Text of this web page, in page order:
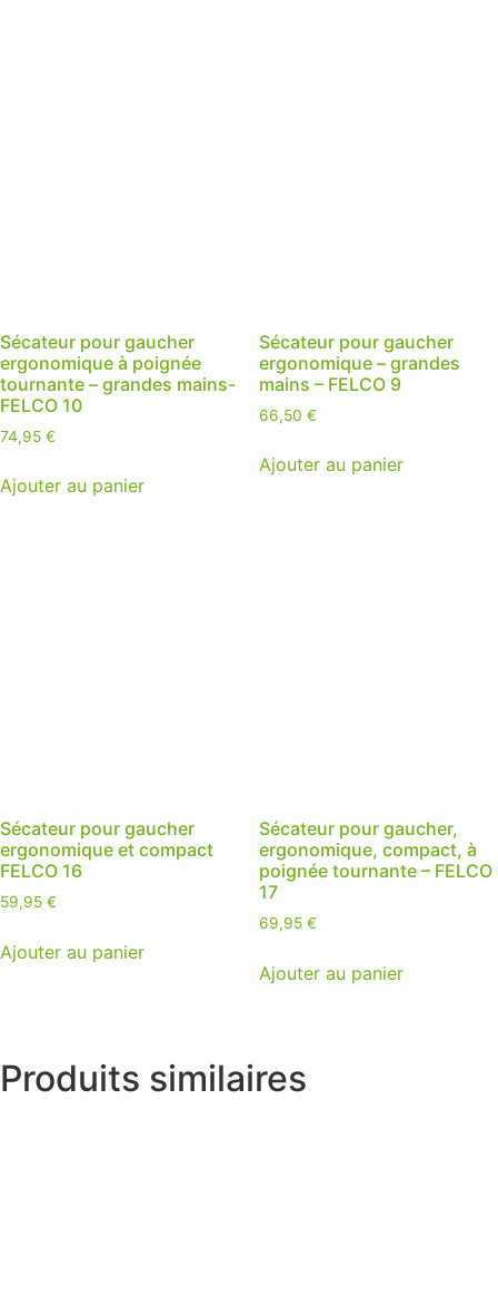
Sécateur pour gaucher
ergonomique à poignée
tournante – grandes mains-
FELCO 10
74,95 €
Ajouter au panier
Sécateur pour gaucher
ergonomique – grandes
mains – FELCO 9
66,50 €
Ajouter au panier
Sécateur pour gaucher
ergonomique et compact
FELCO 16
59,95 €
Ajouter au panier
Sécateur pour gaucher,
ergonomique, compact, à
poignée tournante – FELCO
17
69,95 €
Ajouter au panier
Produits similaires